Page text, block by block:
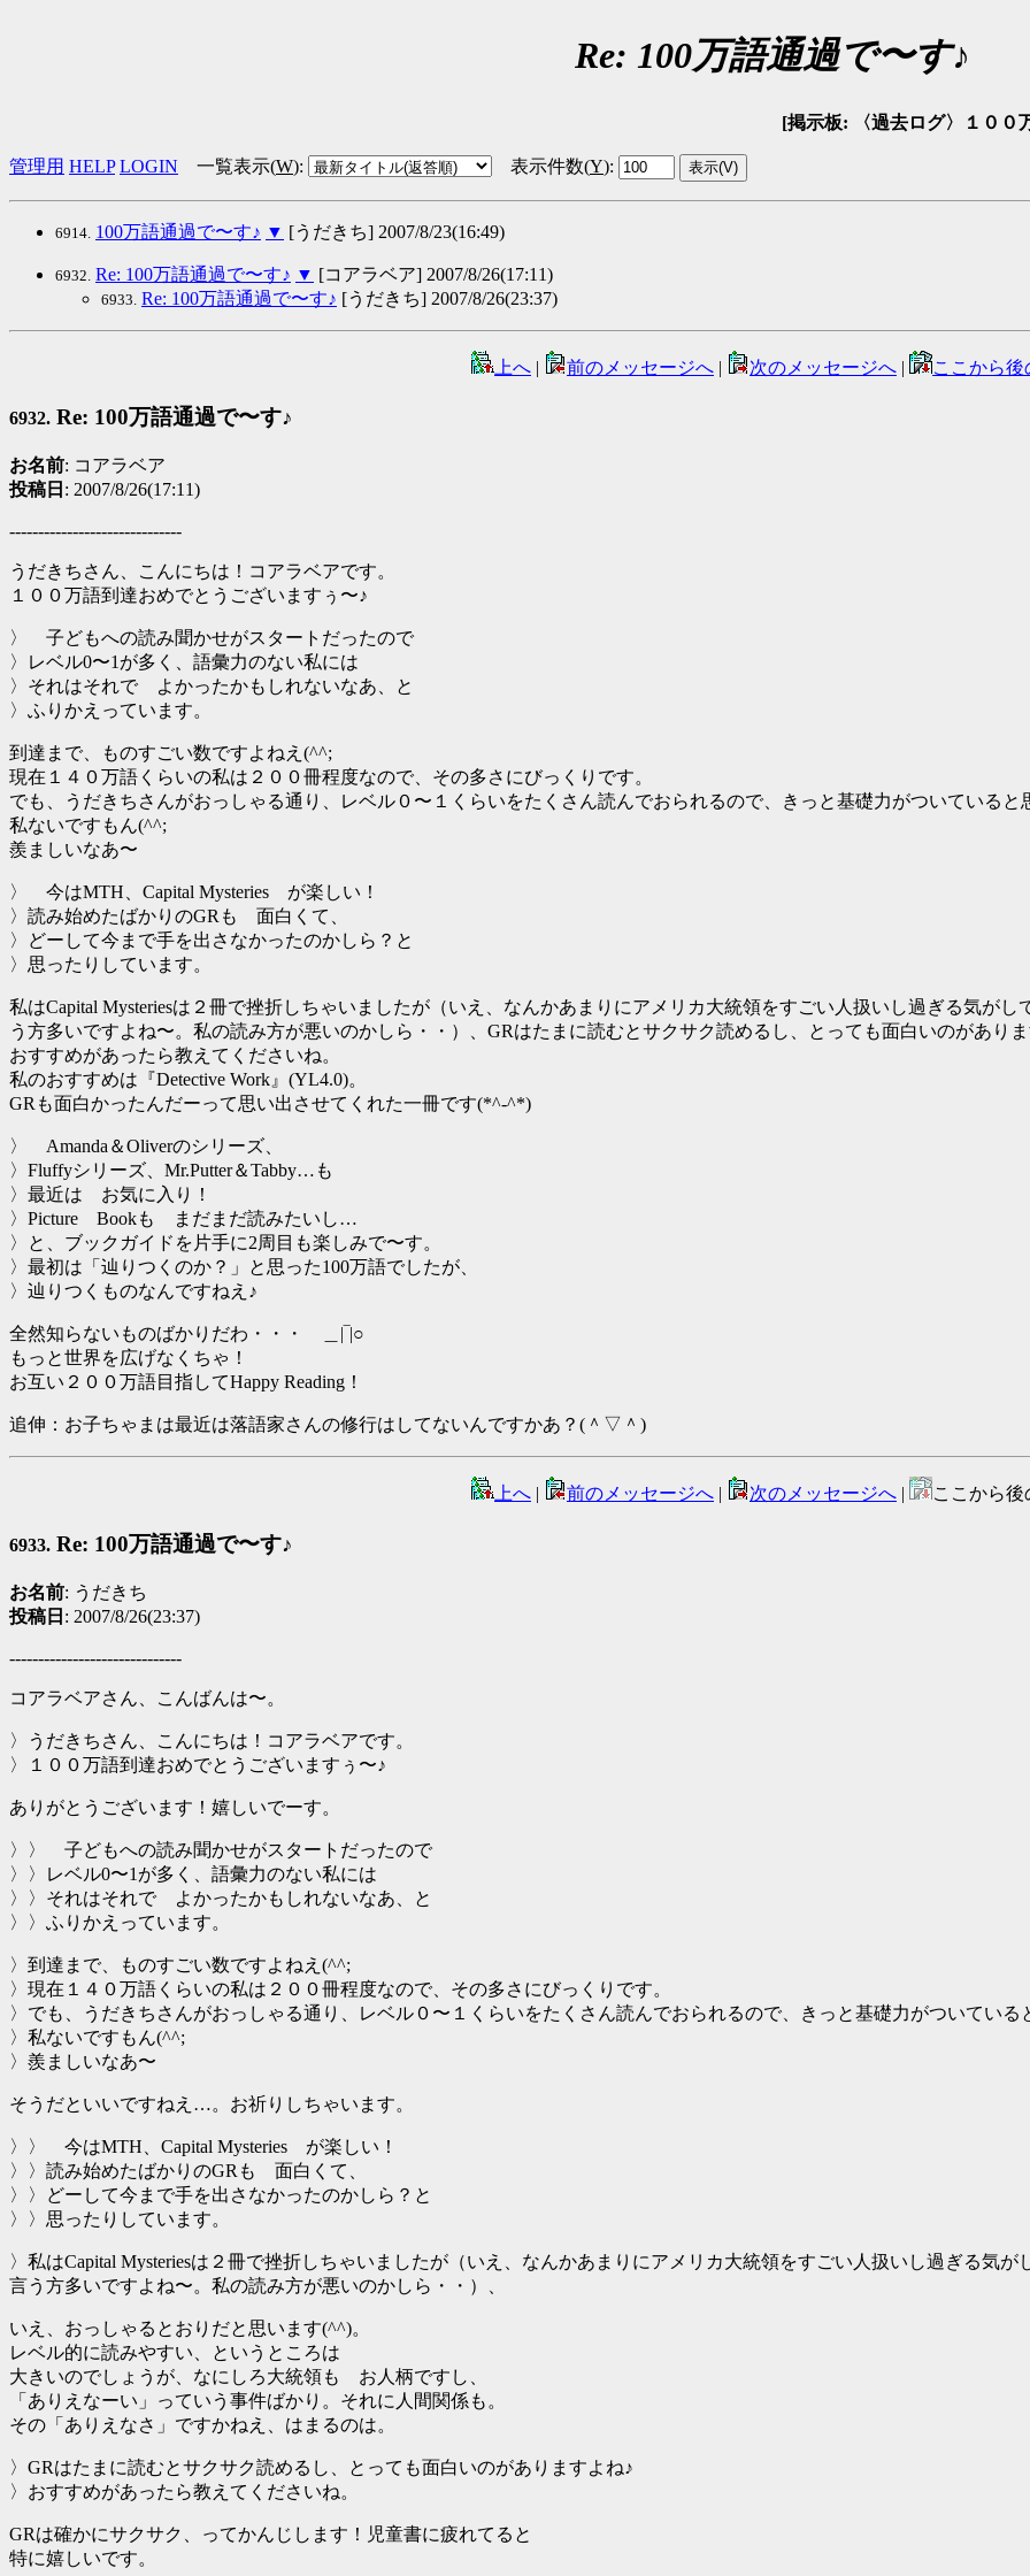
Re: 100万語通過で〜す♪
[掲示板: 〈過去ログ〉１００
管理用 HELP LOGIN 一覧表示(W): 表示件数(Y):
6914. 100万語通過で〜す♪ ▼ [うだきち] 2007/8/23(16:49)
6932. Re: 100万語通過で〜す♪ ▼ [コアラベア] 2007/8/26(17:11)
6933. Re: 100万語通過で〜す♪ [うだきち] 2007/8/26(23:37)
上へ | 前のメッセージへ | 次のメッセージへ | ここから
6932. Re: 100万語通過で〜す♪
お名前: コアラベア
投稿日 : 2007/8/26(17:11)
------------------------------
うだきちさん、こんにちは！コアラベアです。
１００万語到達おめでとうございますぅ〜♪
〉 子どもへの読み聞かせがスタートだったので
〉レベル0〜1が多く、語彙力のない私には
〉それはそれで よかったかもしれないなあ、と
〉ふりかえっています。
到達まで、ものすごい数ですよねえ(^^;
現在１４０万語くらいの私は２００冊程度なので、その多さにびっくりです。
でも、うだきちさんがおっしゃる通り、レベル０〜１くらいをたくさん読んでおられるので、きっと基礎力がついていると
私ないですもん(^^;
羨ましいなあ〜
〉 今はMTH、Capital Mysteries が楽しい！
〉読み始めたばかりのGRも 面白くて、
〉どーして今まで手を出さなかったのかしら？と
〉思ったりしています。
私はCapital Mysteriesは２冊で挫折しちゃいましたが（いえ、なんかあまりにアメリカ大統領をすごい人扱いし過ぎる気が
う方多いですよね〜。私の読み方が悪いのかしら・・）、GRはたまに読むとサクサク読めるし、とっても面白いのがあり
おすすめがあったら教えてくださいね。
私のおすすめは『Detective Work』(YL4.0)。
GRも面白かったんだーって思い出させてくれた一冊です(*^-^*)
〉 Amanda＆Oliverのシリーズ、
〉Fluffyシリーズ、Mr.Putter＆Tabby…も
〉最近は お気に入り！
〉Picture Bookも まだまだ読みたいし…
〉と、ブックガイドを片手に2周目も楽しみで〜す。
〉最初は「辿りつくのか？」と思った100万語でしたが、
〉辿りつくものなんですねえ♪
全然知らないものばかりだわ・・・ ＿|‾|○
もっと世界を広げなくちゃ！
お互い２００万語目指してHappy Reading！
追伸：お子ちゃまは最近は落語家さんの修行はしてないんですかあ？(＾▽＾)
上へ 前のメッセージへ 次のメッセージへ ここから後
6933. Re: 100万語通過で〜す♪
お名前: うだきち
投稿日 : 2007/8/26(23:37)
------------------------------
コアラベアさん、こんばんは〜。
〉うだきちさん、こんにちは！コアラベアです。
〉１００万語到達おめでとうございますぅ〜♪
ありがとうございます！嬉しいでーす。
〉〉 子どもへの読み聞かせがスタートだったので
〉〉レベル0〜1が多く、語彙力のない私には
〉〉それはそれで よかったかもしれないなあ、と
〉〉ふりかえっています。
〉到達まで、ものすごい数ですよねえ(^^;
〉現在１４０万語くらいの私は２００冊程度なので、その多さにびっくりです。
〉でも、うだきちさんがおっしゃる通り、レベル０〜１くらいをたくさん読んでおられるので、きっと基礎力がついている
〉私ないですもん(^^;
〉羨ましいなあ〜
そうだといいですねえ…。お祈りしちゃいます。
〉〉 今はMTH、Capital Mysteries が楽しい！
〉〉読み始めたばかりのGRも 面白くて、
〉〉どーして今まで手を出さなかったのかしら？と
〉〉思ったりしています。
〉私はCapital Mysteriesは２冊で挫折しちゃいましたが（いえ、なんかあまりにアメリカ大統領をすごい人扱いし過ぎる気
言う方多いですよね〜。私の読み方が悪いのかしら・・）、
いえ、おっしゃるとおりだと思います(^^)。
レベル的に読みやすい、というところは
大きいのでしょうが、なにしろ大統領も お人柄ですし、
「ありえなーい」っていう事件ばかり。それに人間関係も。
その「ありえなさ」ですかねえ、はまるのは。
〉GRはたまに読むとサクサク読めるし、とっても面白いのがありますよね♪
〉おすすめがあったら教えてくださいね。
GRは確かにサクサク、ってかんじします！児童書に疲れてると
特に嬉しいです。